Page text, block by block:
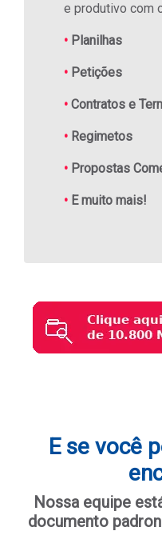
e produtivo com
• Planilhas
• Petições
• Contratos e
• Regimetos
• Propostas
• E muito mais!
E se você
Nossa equipe
documento